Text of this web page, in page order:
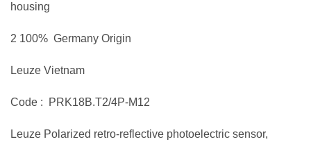
housing
2 100% Germany Origin
Leuze Vietnam
Code : PRK18B.T2/4P-M12
Leuze Polarized retro-reflective photoelectric sensor,